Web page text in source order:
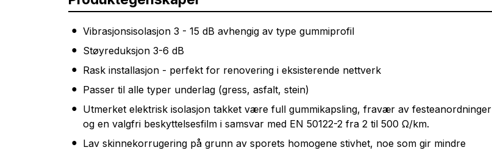
Vibrasjonsisolasjon 3 - 15 dB avhengig av type gummiprofil
Støyreduksjon 3-6 dB
Rask installasjon - perfekt for renovering i eksisterende nettverk
Passer til alle typer underlag (gress, asfalt, stein)
Utmerket elektrisk isolasjon takket være full gummikapsling, fravær av festeanordninger
og en valgfri beskyttelsesfilm i samsvar med EN 50122-2 fra 2 til 500 Ω/km.
Lav skinnekorrugering på grunn av sporets homogene stivhet, noe som gir mindre